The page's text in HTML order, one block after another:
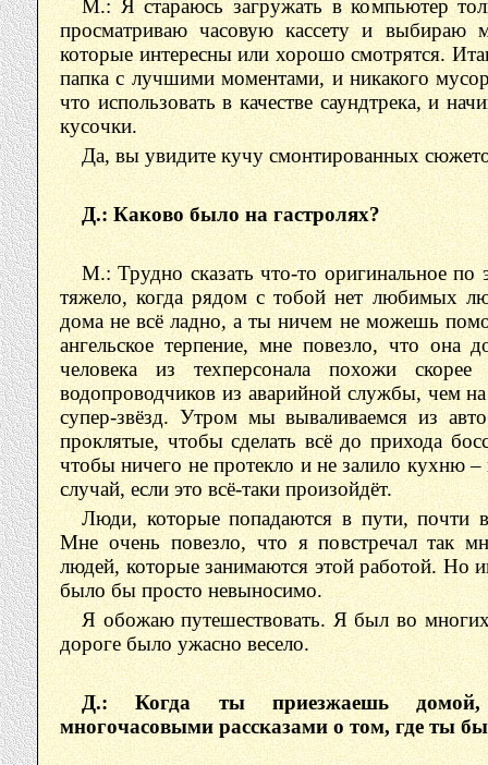
М.: Я стараюсь загружать в компьютер
просматриваю часовую кассету и выбираю
которые интересны или хорошо смотрятся.
папка с лучшими моментами, и никакого
что использовать в качестве саундтрека, и
кусочки.
Да, вы увидите кучу смонтированных
Д.: Каково было на гастролях?
М.: Трудно сказать что-то оригинальное по
тяжело, когда рядом с тобой нет любимых
дома не всё ладно, а ты ничем не можешь
ангельское терпение, мне повезло, что
человека из техперсонала похожи
водопроводчиков из аварийной службы, чем
супер-звёзд. Утром мы вываливаемся из
проклятые, чтобы сделать всё до прихода
чтобы ничего не протекло и не залило кухню
случай, если это всё-таки произойдёт.
Люди, которые попадаются в пути, почти
Мне очень повезло, что я повстречал так
людей, которые занимаются этой работой. Но
было бы просто невыносимо.
Я обожаю путешествовать. Я был во
дороге было ужасно весело.
Д.: Когда ты приезжаешь
многочасовыми рассказами о том, где ты